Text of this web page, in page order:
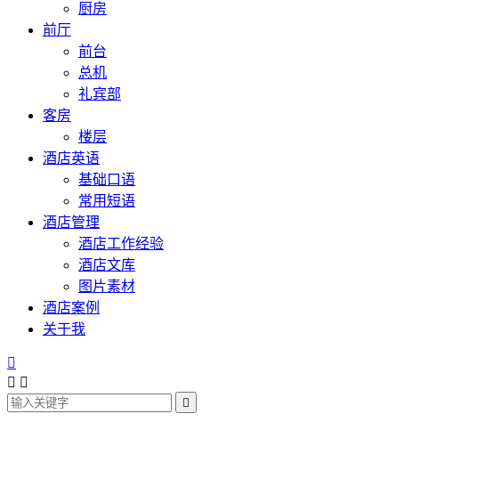
厨房
前厅
前台
总机
礼宾部
客房
楼层
酒店英语
基础口语
常用短语
酒店管理
酒店工作经验
酒店文库
图片素材
酒店案例
关于我

 
